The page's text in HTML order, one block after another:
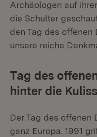
Archäologen auf
die Schulter
den Tag des offenen
unsere reiche
Tag des
hinter die
Der Tag des offenen
ganz Europa. 1991